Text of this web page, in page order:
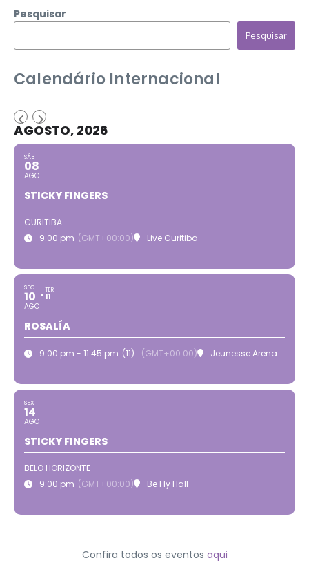
Pesquisar
Pesquisar
Calendário Internacional
AGOSTO, 2026
SÁB
08
AGO
STICKY FINGERS
CURITIBA
9:00 pm (GMT+00:00) Live Curitiba
SEG
10
AGO
TER
11
ROSALÍA
9:00 pm - 11:45 pm (11) (GMT+00:00) Jeunesse Arena
SEX
14
AGO
STICKY FINGERS
BELO HORIZONTE
9:00 pm (GMT+00:00) Be Fly Hall
Confira todos os eventos aqui